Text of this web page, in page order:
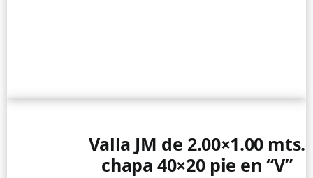
Valla JM de 2.00×1.00 mts.
chapa 40×20 pie en “V”